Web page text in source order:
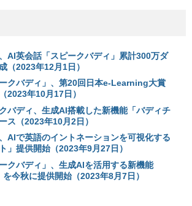
AI英会話「スピークバディ」累計300万ダ
（2023年12月1日）
クバディ」、第20回日本e-Learning大賞
2023年10月17日）
バディ、生成AI搭載した新機能「バディチ
ス（2023年10月2日）
AIで英語のイントネーションを可視化する
」提供開始（2023年9月27日）
クバディ」、生成AIを活用する新機能
今秋に提供開始（2023年8月7日）